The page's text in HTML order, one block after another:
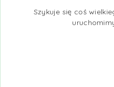
Szykuje się coś